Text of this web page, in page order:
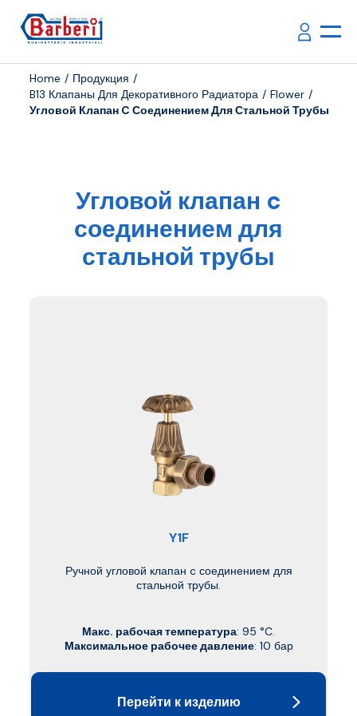
Home
Продукция
B13 Клапаны Для Декоративного Радиатора
Flower
Угловой Клапан C Соединением Для Стальной Трубы
Угловой клапан c
соединением для
стальной трубы
Y1F
Ручной угловой клапан c соединением для
стальной трубы.
Макс. рабочая температура: 95 °C.
Максимальное рабочее давление: 10 бар
Перейти к изделию